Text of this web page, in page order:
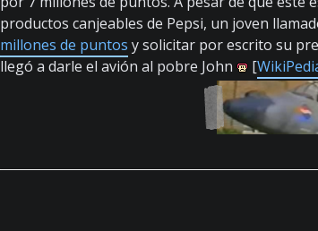
productos canjeables de Pepsi, un joven
millones de puntos y solicitar por escrito su
llegó a darle el avión al pobre John
[